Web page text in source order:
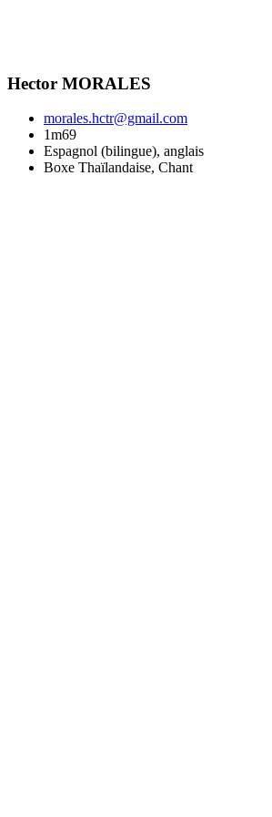
Hector MORALES
morales.hctr@gmail.com
1m69
Espagnol (bilingue), anglais
Boxe Thaïlandaise, Chant